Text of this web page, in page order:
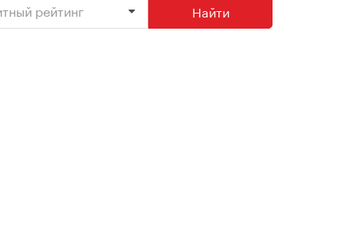
рейтинг Найти